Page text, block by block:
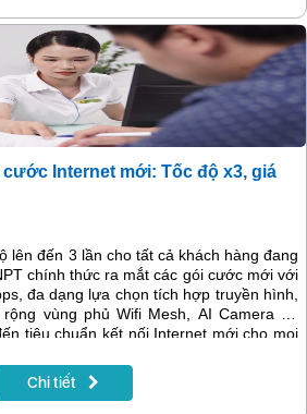
cước Internet mới: Tốc độ x3, giá
lên đến 3 lần cho tất cả khách hàng đang
chính thức ra mắt các gói cước mới với
đa dạng lựa chọn tích hợp truyền hình,
vùng phủ Wifi Mesh, AI Camera an
tiêu chuẩn kết nối Internet mới cho mọi
Chi tiết